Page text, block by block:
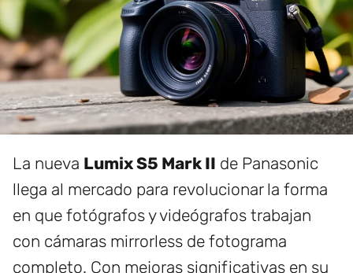
La nueva Lumix S5 Mark II de Panasonic
llega al mercado para revolucionar la forma
en que fotógrafos y videógrafos trabajan
con cámaras mirrorless de fotograma
completo. Con mejoras significativas en su